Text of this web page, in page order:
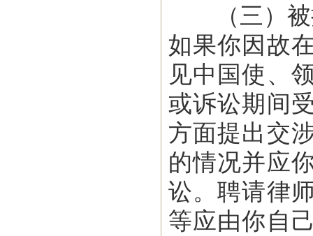
（三）被
如果你因故
见中国使、
或诉讼期间
方面提出交
的情况并应
讼。聘请律
等应由你自